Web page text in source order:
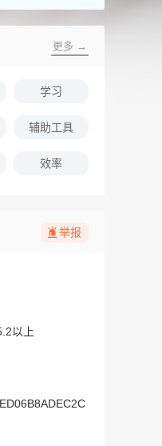
更多 →
学习
辅助工具
效率
举报
以上